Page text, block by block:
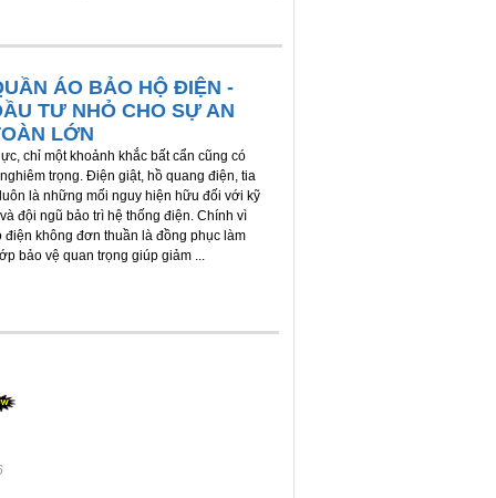
ÁO BẢO HỘ ĐIỆN -
TƯ NHỎ CHO SỰ AN
LỚN
chỉ một khoảnh khắc bất cẩn cũng có
trọng. Điện giật, hồ quang điện, tia
là những mối nguy hiện hữu đối với kỹ
đội ngũ bảo trì hệ thống điện. Chính vì
điện không đơn thuần là đồng phục làm
bảo vệ quan trọng giúp giảm ...